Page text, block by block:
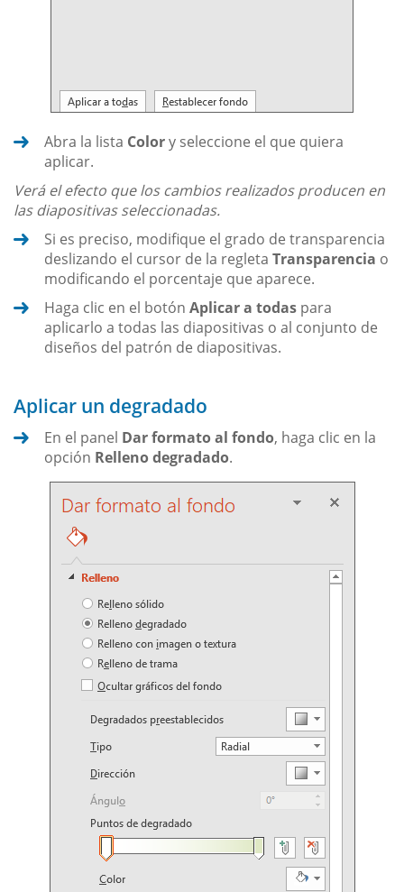
Abra la lista Colory seleccione el que quiera
aplicar.
Verá el efecto que los cambios realizados producen en
las diapositivas seleccionadas.
Si es preciso, modifique el grado de transparencia
deslizando el cursor de la regleta Transparencia o
modificando el porcentaje que aparece.
Haga clic en el botón Aplicar a todas para
aplicarlo a todas las diapositivas o al conjunto de
diseños del patrón de diapositivas.
Aplicar un degradado
En el panel Dar formato al fondo, haga clic en la
opción Relleno degradado.